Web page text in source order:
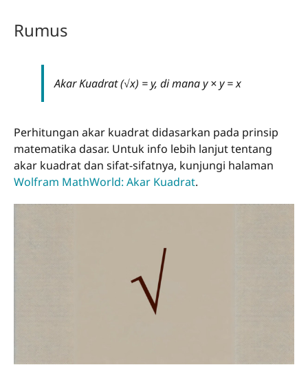
Rumus
Akar Kuadrat (√x) = y, di mana y × y = x
Perhitungan akar kuadrat didasarkan pada prinsip
matematika dasar. Untuk info lebih lanjut tentang
akar kuadrat dan sifat-sifatnya, kunjungi halaman
Wolfram MathWorld: Akar Kuadrat.